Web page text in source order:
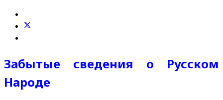
Забытые сведения о Русском
Народе